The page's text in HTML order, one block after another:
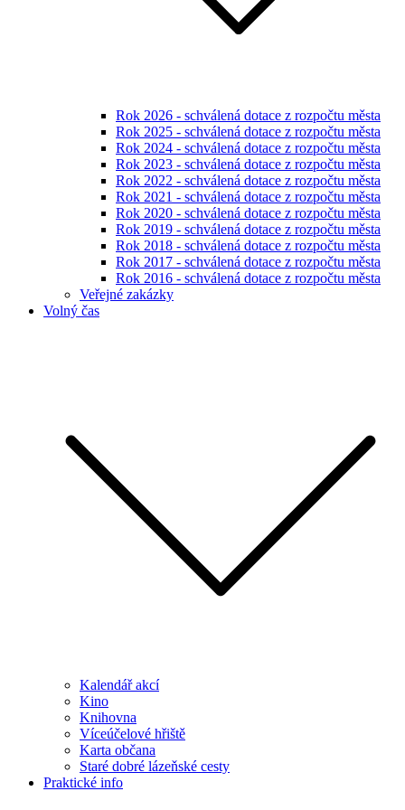
Rok 2026 - schválená dotace z rozpočtu města
Rok 2025 - schválená dotace z rozpočtu města
Rok 2024 - schválená dotace z rozpočtu města
Rok 2023 - schválená dotace z rozpočtu města
Rok 2022 - schválená dotace z rozpočtu města
Rok 2021 - schválená dotace z rozpočtu města
Rok 2020 - schválená dotace z rozpočtu města
Rok 2019 - schválená dotace z rozpočtu města
Rok 2018 - schválená dotace z rozpočtu města
Rok 2017 - schválená dotace z rozpočtu města
Rok 2016 - schválená dotace z rozpočtu města
Veřejné zakázky
Volný čas
Kalendář akcí
Kino
Knihovna
Víceúčelové hřiště
Karta občana
Staré dobré lázeňské cesty
Praktické info